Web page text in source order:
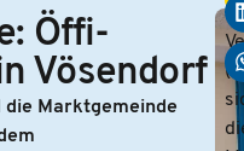
Öffi-
Vösendorf
Marktgemeinde